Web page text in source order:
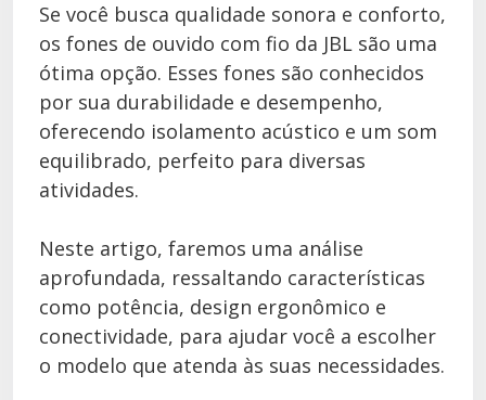
Se você busca qualidade sonora e conforto,
os fones de ouvido com fio da JBL são uma
ótima opção. Esses fones são conhecidos
por sua durabilidade e desempenho,
oferecendo isolamento acústico e um som
equilibrado, perfeito para diversas
atividades.
Neste artigo, faremos uma análise
aprofundada, ressaltando características
como potência, design ergonômico e
conectividade, para ajudar você a escolher
o modelo que atenda às suas necessidades.